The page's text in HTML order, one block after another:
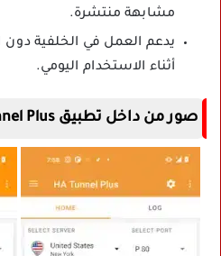
مشابهة منتشرة.
يدعم العمل في الخلفية
أثناء الاستخدام اليومي.
صور من داخل تطبيق HA Tunnel Plus مهكر